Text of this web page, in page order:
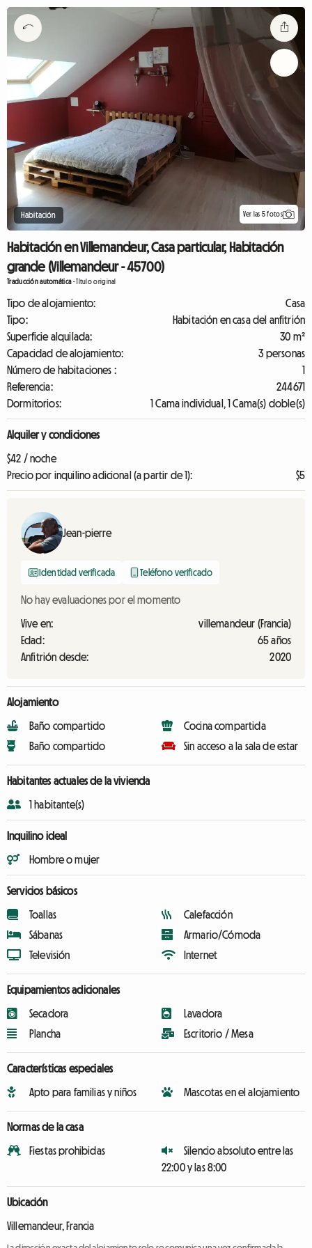
Habitación Ver las 5 fotos
Habitación en Villemandeur, Casa particular, Habitación
grande (Villemandeur - 45700)
Traducción automática-Título original
Tipo de alojamiento:
Casa
Tipo:
Habitación en casa del anfitrión
Superficie alquilada:
30 m²
Capacidad de alojamiento:
3 personas
Número de habitaciones :
1
Referencia:
244671
Dormitorios:
1 Cama individual, 1 Cama(s) doble(s)
Alquiler y condiciones
$42 / noche
Precio por inquilino adicional (a partir de 1):
$5
Jean-pierre
Identidad verificada Teléfono verificado
No hay evaluaciones por el momento
Vive en:
villemandeur (Francia)
Edad:
65 años
Anfitrión desde:
2020
Alojamiento
Baño compartido
Baño compartido
Cocina compartida
Sin acceso a la sala de estar
Habitantes actuales de la vivienda
1 habitante(s)
Inquilino ideal
Hombre o mujer
Servicios básicos
Toallas
Sábanas
Televisión
Calefacción
Armario/Cómoda
Internet
Equipamientos adicionales
Secadora
Plancha
Lavadora
Escritorio / Mesa
Características especiales
Apto para familias y niños Mascotas en el alojamiento
Normas de la casa
Fiestas prohibidas
Silencio absoluto entre las
22:00 y las 8:00
Ubicación
Villemandeur, Francia